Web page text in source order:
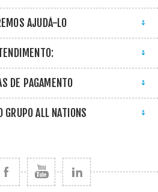
AJUDÁ-LO
DE PAGAMENTO
GRUPO ALL NATIONS